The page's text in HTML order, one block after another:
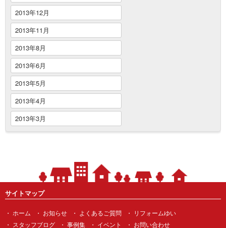
2013年12月
2013年11月
2013年8月
2013年6月
2013年5月
2013年4月
2013年3月
サイトマップ
ホーム お知らせ よくあるご質問
リフォームゆい
スタッフブログ
事例集 イベント お問い合わせ